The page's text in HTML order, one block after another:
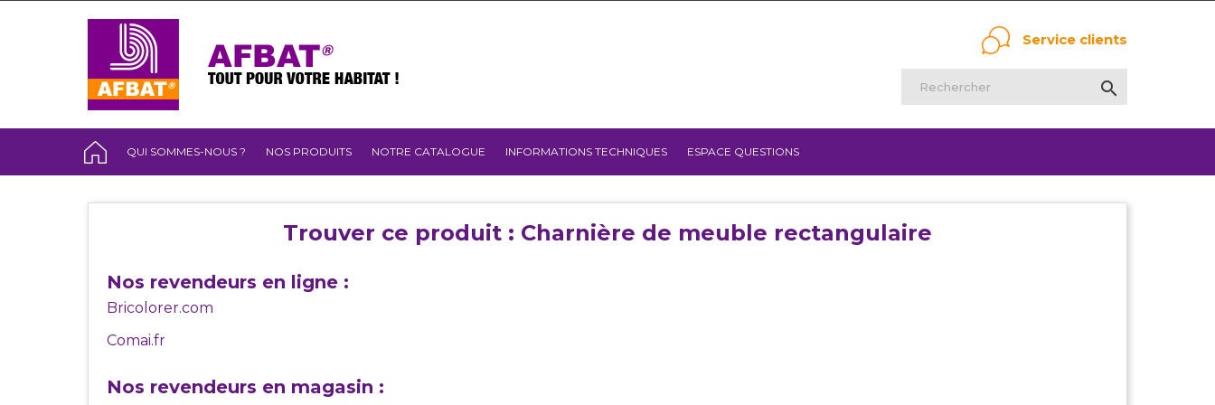
Service clients

QUI SOMMES-NOUS ? NOS PRODUITS NOTRE CATALOGUE INFORMATIONS TECHNIQUES ESPACE QUESTIONS
Trouver ce produit : Charnière de meuble rectangulaire
Nos revendeurs en ligne :
Bricolorer.com
Comai.fr
Nos revendeurs en magasin :